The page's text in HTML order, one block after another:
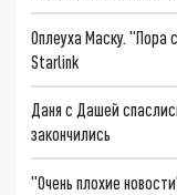
Оплеуха Маску. "Пора
Starlink
Даня с Дашей
закончились
"Очень плохие